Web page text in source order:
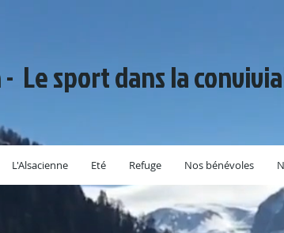
Le sport dans la
L'Alsacienne Eté Refuge Nos bénévoles